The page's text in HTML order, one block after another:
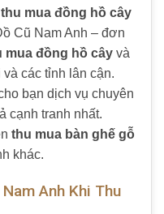
thu mua đồng hồ cây
Cũ Nam Anh – đơn
mua đồng hồ cây và
các tỉnh lân cận.
bạn dịch vụ chuyên
cạnh tranh nhất.
thu mua bàn ghế gỗ
khác.
Anh Khi Thu